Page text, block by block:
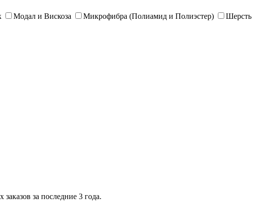
Модал и Вискоза Микрофибра (Полиамид и Полиэстер) Шерсть
за последние 3 года.